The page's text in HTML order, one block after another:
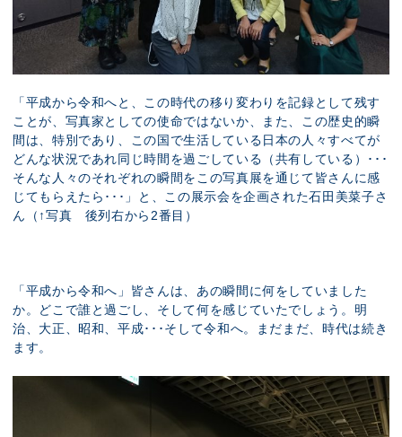
「平成から令和へと、この時代の移り変わりを記録として残す
ことが、写真家としての使命ではないか、また、この歴史的瞬
間は、特別であり、この国で生活している日本の人々すべてが
どんな状況であれ同じ時間を過ごしている（共有している）･･･
そんな人々のそれぞれの瞬間をこの写真展を通じて皆さんに感
じてもらえたら･･･」と、この展示会を企画された石田美菜子さ
ん（↑写真 後列右から2番目）
「平成から令和へ」皆さんは、あの瞬間に何をしていました
か。どこで誰と過ごし、そして何を感じていたでしょう。明
治、大正、昭和、平成･･･そして令和へ。まだまだ、時代は続き
ます。